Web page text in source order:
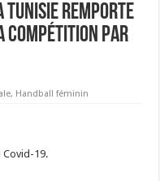
Tunisie remporte
compétition par
, Handball féminin
Covid-19.